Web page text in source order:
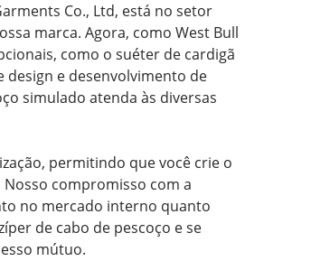
Co., Ltd, está no setor
marca. Agora, como West Bull
como o suéter de cardigã
design e desenvolvimento de
simulado atenda às diversas
permitindo que você crie o
compromisso com a
no mercado interno quanto
de cabo de pescoço e se
mútuo.